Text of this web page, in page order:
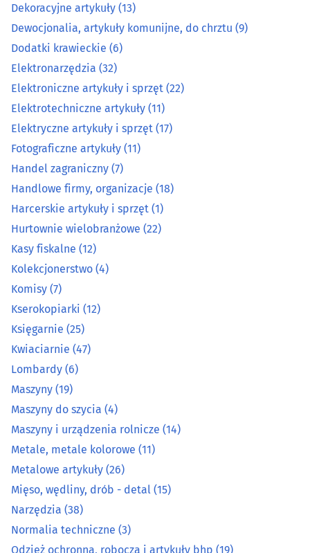
Elektryczne artykuły i sprzęt
Fotograficzne artykuły(11)
Handel zagraniczny (7)
Handlowe firmy, organizacje(18)
Harcerskie artykuły i sprzęt
Hurtownie wielobranżowe(22)
Kasy fiskalne (12)
Kolekcjonerstwo (4)
Komisy (7)
Kserokopiarki(12)
Księgarnie (25)
Kwiaciarnie(47)
Lombardy (6)
Maszyny(19)
Maszyny do szycia
Dekoracyjne artykuły (13)
Dewocjonalia, artykuły komunijne, do chrztu (9)
Dodatki krawieckie (6)
Elektronarzędzia (32)
Elektroniczne artykuły i sprzęt (22)
Elektrotechniczne artykuły (11)
Elektryczne artykuły i sprzęt (17)
Fotograficzne artykuły (11)
Handel zagraniczny (7)
Handlowe firmy, organizacje (18)
Harcerskie artykuły i sprzęt (1)
Hurtownie wielobranżowe (22)
Kasy fiskalne (12)
Kolekcjonerstwo (4)
Komisy (7)
Kserokopiarki (12)
Księgarnie (25)
Kwiaciarnie (47)
Lombardy (6)
Maszyny (19)
Maszyny do szycia (4)
Maszyny i urządzenia rolnicze (14)
Metale, metale kolorowe (11)
Metalowe artykuły (26)
Mięso, wędliny, drób - detal (15)
Narzędzia (38)
Normalia techniczne (3)
Odzież ochronna, robocza i artykuły bhp (19)